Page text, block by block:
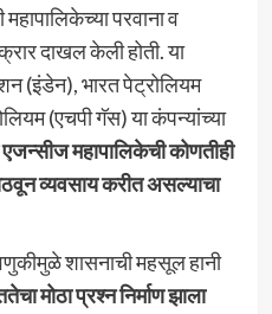
परवाना व
दाखल केली होती. या
(इंडेन), भारत पेट्रोलियम
(एचपी गॅस) या कंपन्यांच्या
महापालिकेची कोणतीही
व्यवसाय करीत असल्याचा
शासनाची महसूल हानी
मोठा प्रश्न निर्माण झाला